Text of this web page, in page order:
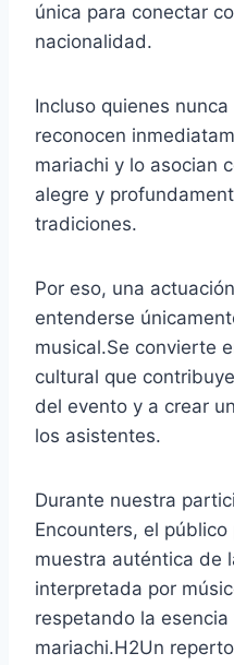
única para conectar
nacionalidad.
Incluso quienes
reconocen
mariachi y lo asocian
alegre y
tradiciones.
Por eso, una
entenderse
musical.Se convierte
cultural que
del evento y a crear
los asistentes.
Durante nuestra
Encounters, el
muestra auténtica de
interpretada por
respetando la
mariachi.H2Un